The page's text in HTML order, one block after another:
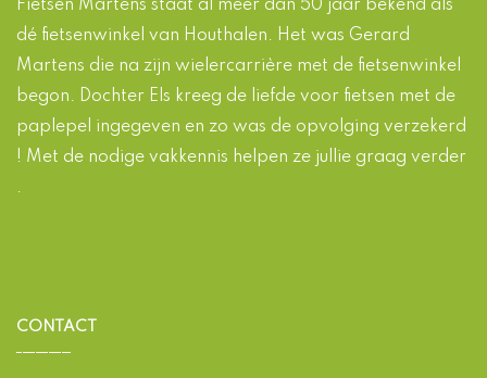
Fietsen Martens staat al meer dan 50 jaar bekend als
dé fietsenwinkel van Houthalen. Het was Gerard
Martens die na zijn wielercarrière met de fietsenwinkel
begon. Dochter Els kreeg de liefde voor fietsen met de
paplepel ingegeven en zo was de opvolging verzekerd
! Met de nodige vakkennis helpen ze jullie graag verder
.
CONTACT